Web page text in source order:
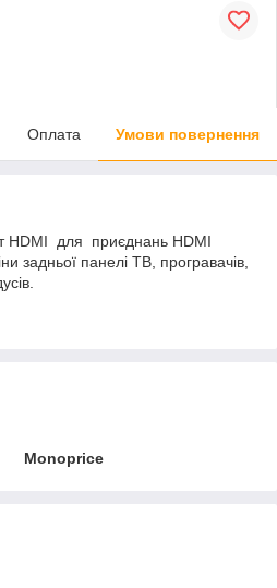
Оплата Умови повернення
HDMI для приєднань HDMI
задньої панелі ТВ, програвачів,
Monoprice